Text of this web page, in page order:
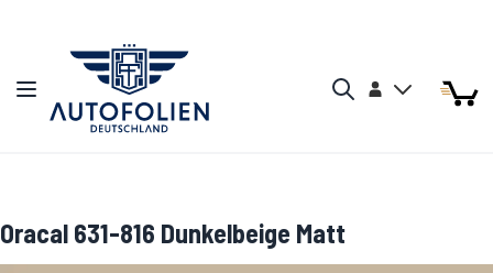
Navigation umschalten Konto Mein
Oracal 631-816 Dunkelbeige Matt